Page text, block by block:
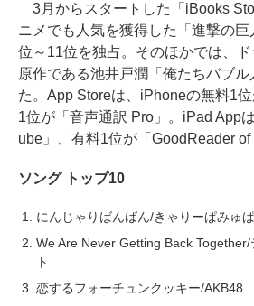
3月からスタートした「iBooks
ニメでも人気を獲得した「進撃の
位～11位を独占。そのほかでは、
原作である池井戸潤「俺たちバブ
た。App Storeは、iPhoneの無料1
1位が「音声通訳 Pro」。iPad App
ube」、有料1位が「GoodReader of
ソング トップ10
にんじゃりばんばん/きゃりーぱみゅ
We Are Never Getting Back Together/
ト
恋するフォーチュンクッキー/AKB48